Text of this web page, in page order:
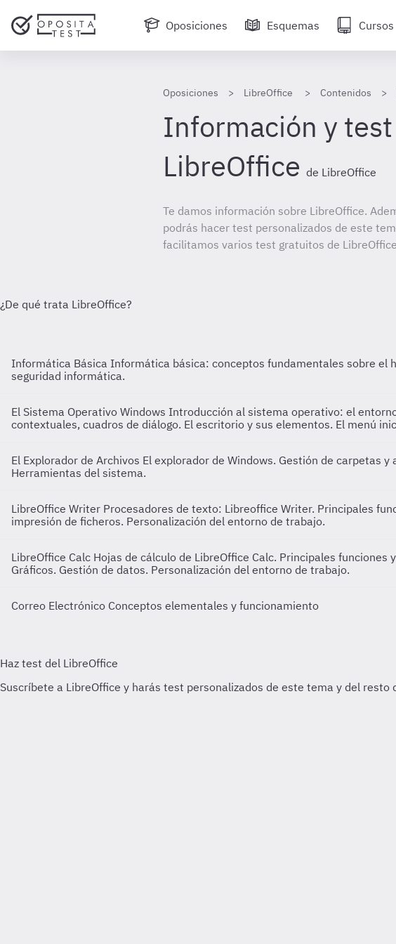
Oposiciones Esquemas Cursos
Oposiciones LibreOffice Contenidos
Información y
LibreOffice de LibreOffice
Te damos información sobre LibreOffice.
podrás hacer test personalizados de este
facilitamos varios test gratuitos de
Informática Básica Informática básica: conceptos fundamentales sobre el
seguridad informática.
El Sistema Operativo Windows Introducción al sistema operativo: el
contextuales, cuadros de diálogo. El escritorio y sus elementos. El menú
El Explorador de Archivos El explorador de Windows. Gestión de carpetas
Herramientas del sistema.
LibreOffice Writer Procesadores de texto: Libreoffice Writer. Principales
impresión de ficheros. Personalización del entorno de trabajo.
LibreOffice Calc Hojas de cálculo de LibreOffice Calc. Principales
Gráficos. Gestión de datos. Personalización del entorno de trabajo.
Correo Electrónico Conceptos elementales y funcionamiento